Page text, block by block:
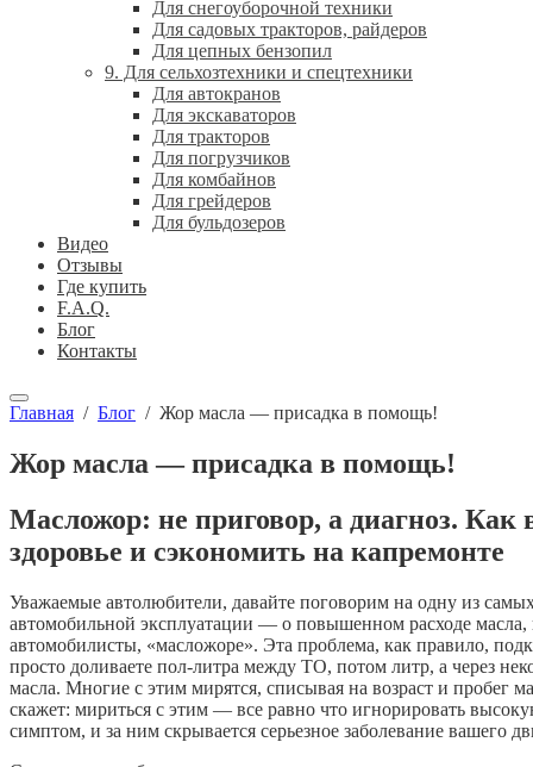
Для снегоуборочной техники
Для садовых тракторов, райдеров
Для цепных бензопил
9. Для сельхозтехники и спецтехники
Для автокранов
Для экскаваторов
Для тракторов
Для погрузчиков
Для комбайнов
Для грейдеров
Для бульдозеров
Видео
Отзывы
Где купить
F.A.Q.
Блог
Контакты
Главная / Блог / Жор масла — присадка в помощь!
Жор масла — присадка в помощь!
Масложор: не приговор, а диагноз. Как
здоровье и сэкономить на капремонте
Уважаемые автолюбители, давайте поговорим на одну из
автомобильной эксплуатации — о повышенном расходе масла,
автомобилисты, «масложоре». Эта проблема, как правило,
просто доливаете пол-литра между ТО, потом литр, а через
масла. Многие с этим мирятся, списывая на возраст и
скажет: мириться с этим — все равно что игнорировать
симптом, и за ним скрывается серьезное заболевание вашего